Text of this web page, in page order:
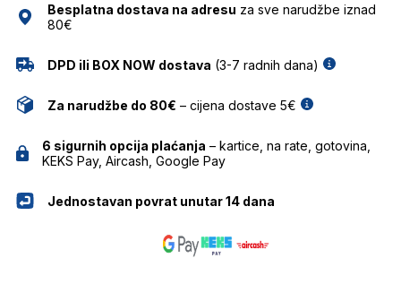
Besplatna dostava na adresu za sve narudžbe iznad
80€
DPD ili BOX NOW dostava (3-7 radnih dana)
Za narudžbe do 80€ – cijena dostave 5€
6 sigurnih opcija plaćanja – kartice, na rate, gotovina,
KEKS Pay, Aircash, Google Pay
Jednostavan povrat unutar 14 dana